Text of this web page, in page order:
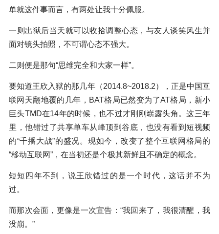
单就这件事而言，有两处让我十分佩服。
一则出狱后当天就可以收拾调整心态，与友人谈笑风生并
面对镜头拍照，不可谓心态不强大。
二则便是那句“思维完全和大家一样”。
要知道王欣入狱的那几年（2014.8~2018.2），正是中国互
联网天翻地覆的几年，BAT格局已然变为了AT格局，新小
巨头TMD在14年的时候，也不过才刚刚崭露头角。这三年
里，他错过了共享单车从峰顶到谷底，也没有看到短视频
的“千播大战”的盛况。现如今，改变了整个互联网格局的
“移动互联网”，在当初还是个极其新鲜且不确定的概念。
短短四年不到，说王欣错过的是一个时代，这话并不为
过。
而那次会面，更像是一次宣告：“我回来了，我很清醒，我
没崩。”